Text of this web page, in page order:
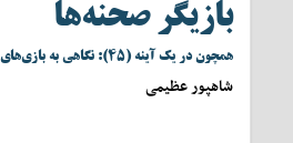
بازیگر صحنه‌ها
همچون در یک آینه (۴۵): نگاهی به بازی‌های آتیلا پسیانی
شاهپور عظیمی